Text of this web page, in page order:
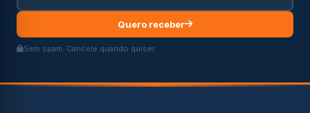
Quero receber
Sem spam. Cancele quando quiser.